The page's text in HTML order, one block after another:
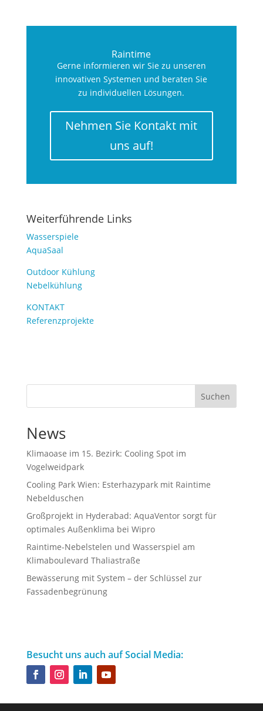
Raintime
Gerne informieren wir Sie zu unseren
innovativen Systemen und beraten Sie
zu individuellen Lösungen.
Nehmen Sie Kontakt mit
uns auf!
Weiterführende Links
Wasserspiele
AquaSaal
Outdoor Kühlung
Nebelkühlung
KONTAKT
Referenzprojekte
Suchen
News
Klimaoase im 15. Bezirk: Cooling Spot im
Vogelweidpark
Cooling Park Wien: Esterhazypark mit Raintime
Nebelduschen
Großprojekt in Hyderabad: AquaVentor sorgt für
optimales Außenklima bei Wipro
Raintime-Nebelstelen und Wasserspiel am
Klimaboulevard Thaliastraße
Bewässerung mit System – der Schlüssel zur
Fassadenbegrünung
Besucht uns auch auf Social Media: